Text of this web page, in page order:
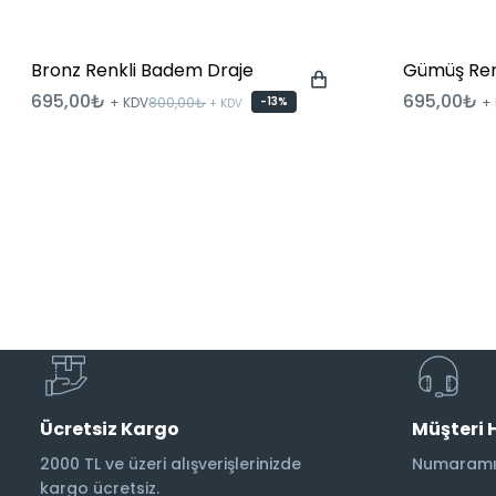
Bronz Renkli Badem Draje
695,00₺ + KDV800,00₺ + KDV -13%
Gümüş
695,00₺ +
Ücretsiz Kargo
2000 TL ve üzeri alışverişlerinizde
kargo ücretsiz.
Müşteri